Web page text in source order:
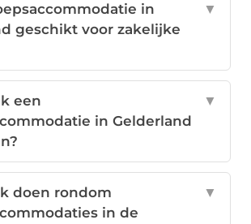
in
geschikt voor zakelijke
▼
een
in Gelderland
▼
doen rondom
in de
▼